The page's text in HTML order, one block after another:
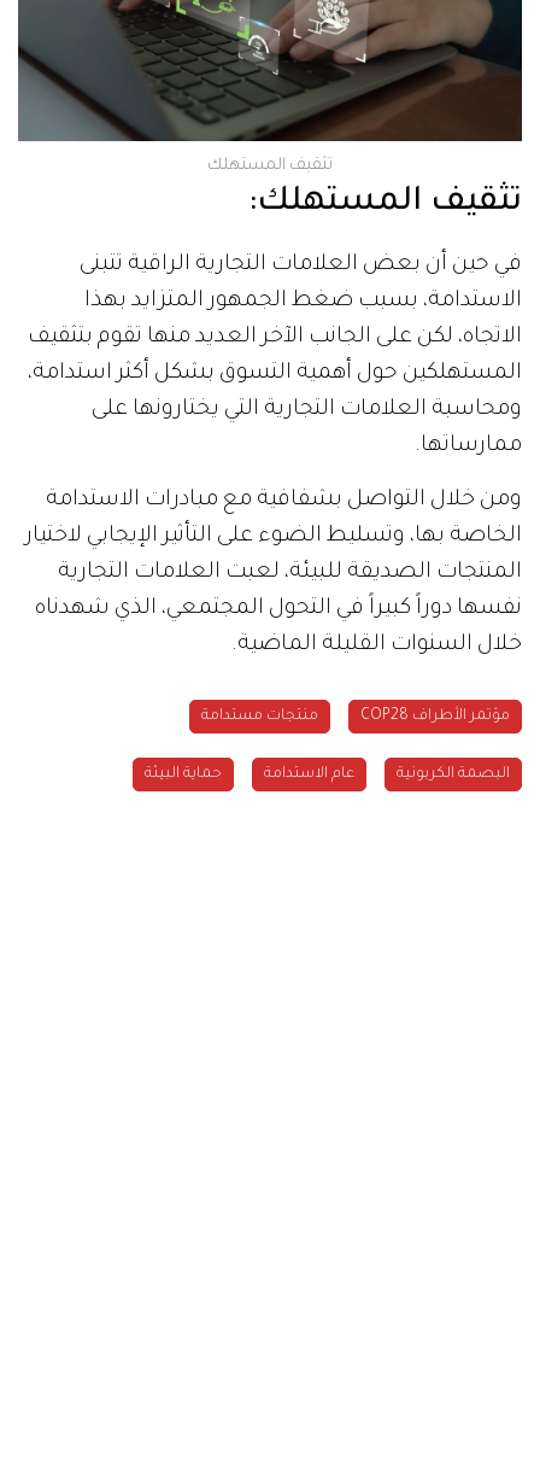
تثقيف المستهلك
تثقيف المستهلك:
في حين أن بعض العلامات التجارية الراقية تتبنى
الاستدامة، بسبب ضغط الجمهور المتزايد بهذا
الاتجاه، لكن على الجانب الآخر العديد منها تقوم بتثقيف
المستهلكين حول أهمية التسوق بشكل أكثر استدامة،
ومحاسبة العلامات التجارية التي يختارونها على
ممارساتها.
ومن خلال التواصل بشفافية مع مبادرات الاستدامة
الخاصة بها، وتسليط الضوء على التأثير الإيجابي لاختيار
المنتجات الصديقة للبيئة، لعبت العلامات التجارية
نفسها دوراً كبيراً في التحول المجتمعي، الذي شهدناه
خلال السنوات القليلة الماضية.
مؤتمر الأطراف COP28 منتجات مستدامة
البصمة الكربونية عام الاستدامة حماية البيئة